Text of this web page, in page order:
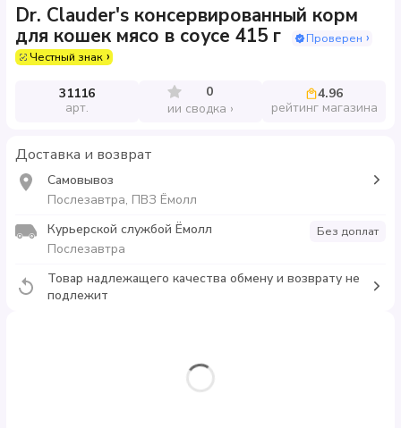
Dr. Clauder's консервированный корм
для кошек мясо в соусе 415 г
Проверен
Честный знак
31116
арт.
0
ии сводка
4.96
рейтинг магазина
Доставка и возврат
Самовывоз
Послезавтра, ПВЗ Ёмолл
Курьерской службой Ёмолл
Послезавтра
Без доплат
Товар надлежащего качества обмену и возврату не
подлежит